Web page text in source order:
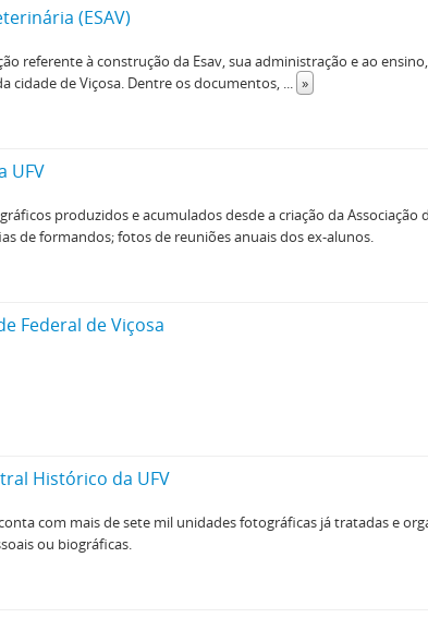
(ESAV)
referente à construção da Esav, sua administração e ao
cidade de Viçosa. Dentre os documentos, ... »
UFV
produzidos e acumulados desde a criação da Associação
de formandos; fotos de reuniões anuais dos ex-alunos.
Federal de Viçosa
Histórico da UFV
com mais de sete mil unidades fotográficas já tratadas e
ou biográficas.